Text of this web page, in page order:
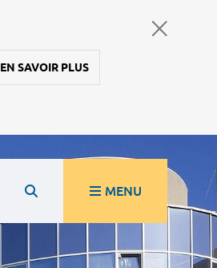
EN SAVOIR PLUS
MENU